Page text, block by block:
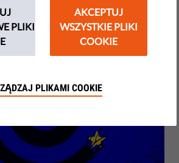
PLIKI
AKCEPTUJ
WSZYSTKIE PLIKI
COOKIE
PLIKAMI COOKIE